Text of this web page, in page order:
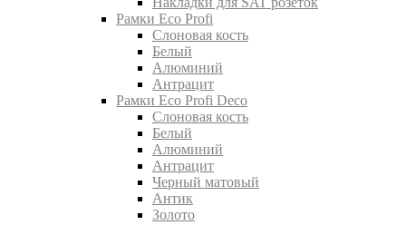
Рамки Eco Profi
Слоновая кость
Белый
Алюминий
Антрацит
Рамки Eco Profi Deco
Слоновая кость
Белый
Алюминий
Антрацит
Черный матовый
Антик
Золото